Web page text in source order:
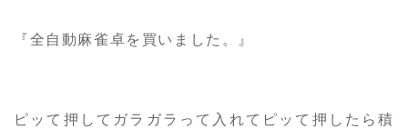
『全自動麻雀卓を買いました。』
ピッて押してガラガラって入れてピッて押したら積